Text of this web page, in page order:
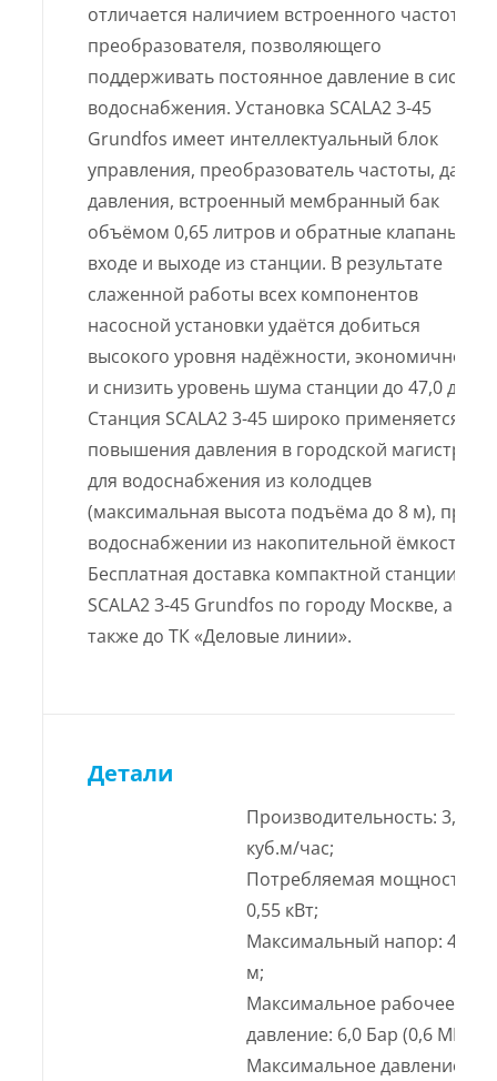
отличается наличием встроенного
преобразователя, позволяющего
поддерживать постоянное давление в
водоснабжения. Установка SCALA2 3-45
Grundfos имеет интеллектуальный блок
управления, преобразователь частоты,
давления, встроенный мембранный бак
объёмом 0,65 литров и обратные клапаны на
входе и выходе из станции. В результате
слаженной работы всех компонентов
насосной установки удаётся добиться
высокого уровня надёжности, экономичности
и снизить уровень шума станции до 47,0 дБ(А).
Станция SCALA2 3-45 широко применяется для
повышения давления в городской магистрали,
для водоснабжения из колодцев
(максимальная высота подъёма до 8 м), при
водоснабжении из накопительной ёмкости.
Бесплатная доставка компактной станции
SCALA2 3-45 Grundfos по городу Москве, а
также до ТК «Деловые линии».
Детали
Производительность: 3,0
куб.м/час;
Потребляемая мощность:
0,55 кВт;
Максимальный напор: 45,0
м;
Максимальное рабочее
давление: 6,0 Бар (0,6 МПа);
Максимальное давление в